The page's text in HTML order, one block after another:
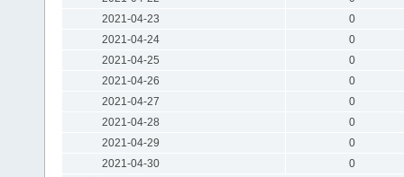
2021-04-23
0
2021-04-24
0
2021-04-25
0
2021-04-26
0
2021-04-27
0
2021-04-28
0
2021-04-29
0
2021-04-30
0